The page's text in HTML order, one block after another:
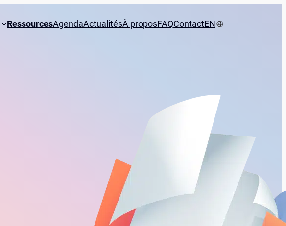
RessourcesAgendaActualitésÀ proposFAQContactEN